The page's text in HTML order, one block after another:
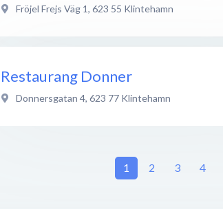
Fröjel Frejs Väg 1, 623 55 Klintehamn
Restaurang Donner
Donnersgatan 4, 623 77 Klintehamn
1 2 3 4